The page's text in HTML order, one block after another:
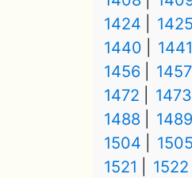
1424
1425
1440
1441
1456
1457
1472
1473
1488
1489
1504
1505
1521
1522